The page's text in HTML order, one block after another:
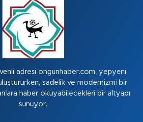
adresi ongunhaber.com, yepyeni
sadelik ve modernizmi bir
haber okuyabilecekleri bir altyapı
sunuyor.